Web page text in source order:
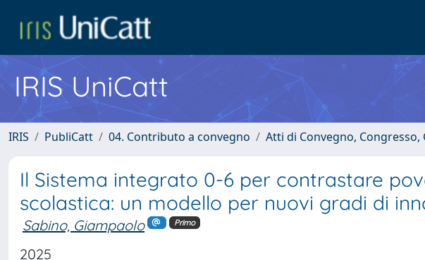
IRIS UniCatt
IRIS PubliCatt 04. Contributo a convegno Atti di Convegno,
Il Sistema integrato 0-6 per contrastare
scolastica: un modello per nuovi gradi di
Sabino, Giampaolo Primo
2025